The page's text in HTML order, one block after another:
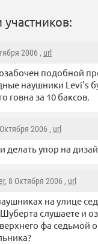
2006 , url
подобной
наушники Levi's
говна за 10 баксов.
2006 , url
делать упор на
, 8 Октября 2006 , url
на улице
слушаете и
фа седьмой